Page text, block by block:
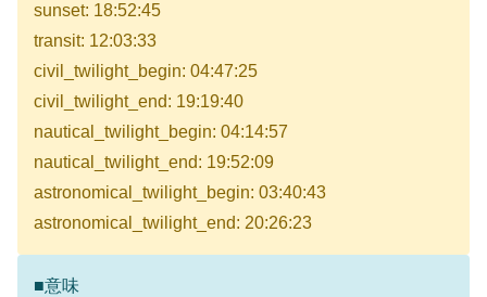
sunset: 18:52:45
transit: 12:03:33
civil_twilight_begin: 04:47:25
civil_twilight_end: 19:19:40
nautical_twilight_begin: 04:14:57
nautical_twilight_end: 19:52:09
astronomical_twilight_begin: 03:40:43
astronomical_twilight_end: 20:26:23
■意味